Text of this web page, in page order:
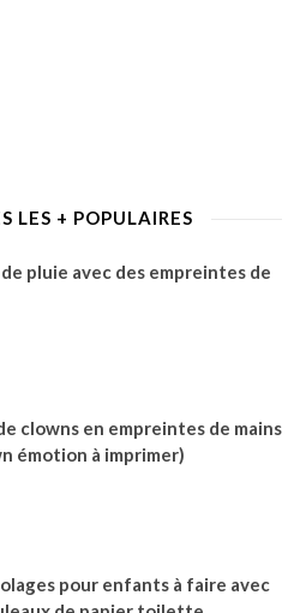
LES + POPULAIRES
pluie avec des empreintes de
clowns en empreintes de mains
émotion à imprimer)
pour enfants à faire avec